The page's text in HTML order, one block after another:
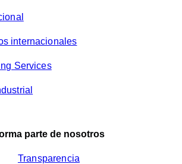
internacionales
Services
parte de nosotros
Transparencia